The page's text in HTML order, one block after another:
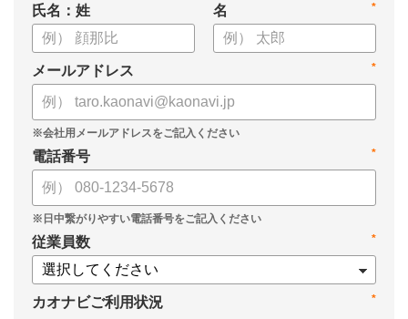
氏名：姓 *
名
*
メールアドレス
*
電話番号
*
従業員数
*
カオナビご利用状況